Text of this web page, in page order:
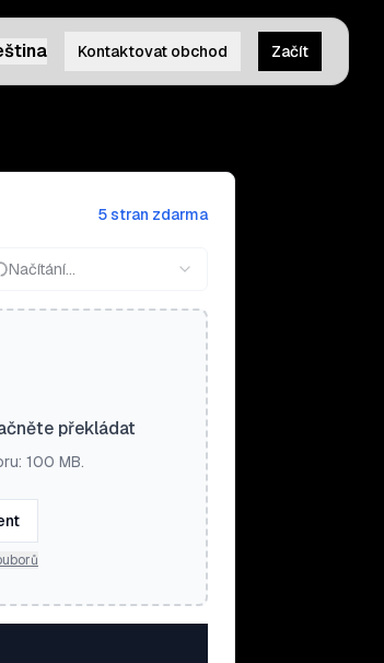
Kontaktovat obchod Začít
5 stran zdarma
Načítání…
překládat
100 MB.